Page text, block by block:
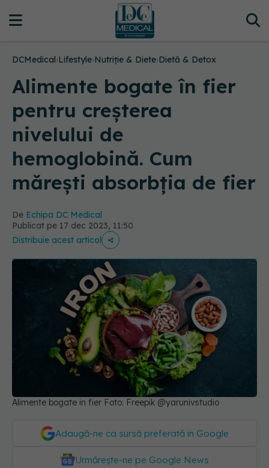
DCMedical›Lifestyle›Nutriție & Diete›Dietă & Detox
Alimente bogate în fier
pentru creșterea
nivelului de
hemoglobină. Cum
mărești absorbția de fier
De Echipa DC Medical
Publicat pe 17 dec 2023, 11:50
Distribuie acest articol
Alimente bogate in fier Foto: Freepik @yarunivstudio
Adaugă-ne ca sursă preferată în Google
Urmărește-ne pe Google News